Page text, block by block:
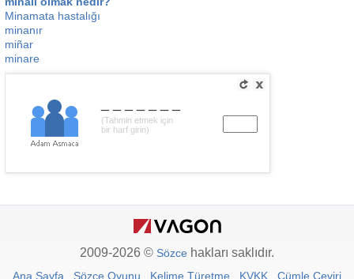
Minamata hastalığı
minanır
miñar
minare
(Tahmin etmek için
bir harf girin)
2009-2026 © Sözce hakları saklıdır.
Ana Sayfa Sözce Oyunu Kelime Türetme KVKK Cümle Çeviri